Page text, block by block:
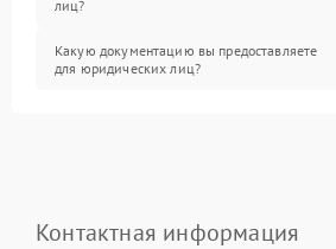
лиц?
Какую документацию вы предоставляете
для юридических лиц?
Контактная информация